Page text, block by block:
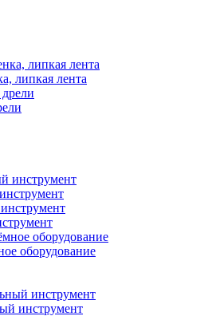
липкая лента
оборудование
инструмент